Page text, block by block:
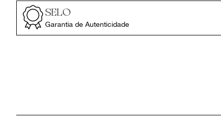
SELO
Garantia de Autenticidade